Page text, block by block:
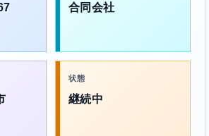
合同会社
状態
継続中